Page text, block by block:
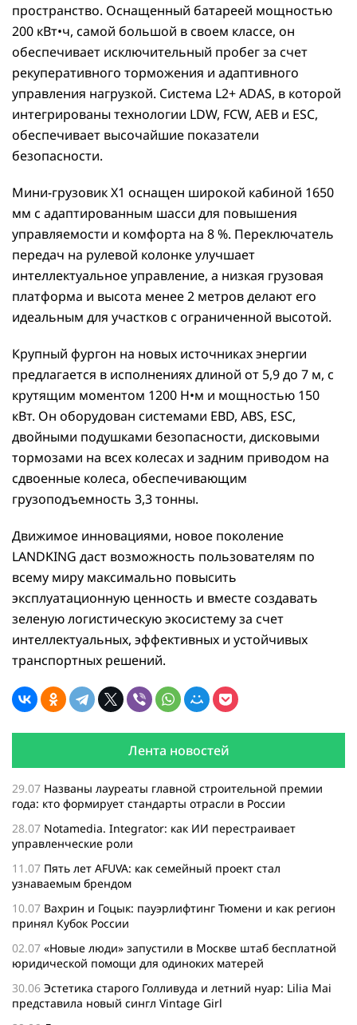
пространство. Оснащенный батареей мощностью
200 кВт•ч, самой большой в своем классе, он
обеспечивает исключительный пробег за счет
рекуперативного торможения и адаптивного
управления нагрузкой. Система L2+ ADAS, в которой
интегрированы технологии LDW, FCW, AEB и ESC,
обеспечивает высочайшие показатели
безопасности.
Мини-грузовик X1 оснащен широкой кабиной 1650
мм с адаптированным шасси для повышения
управляемости и комфорта на 8 %. Переключатель
передач на рулевой колонке улучшает
интеллектуальное управление, а низкая грузовая
платформа и высота менее 2 метров делают его
идеальным для участков с ограниченной высотой.
Крупный фургон на новых источниках энергии
предлагается в исполнениях длиной от 5,9 до 7 м, с
крутящим моментом 1200 Н•м и мощностью 150
кВт. Он оборудован системами EBD, ABS, ESC,
двойными подушками безопасности, дисковыми
тормозами на всех колесах и задним приводом на
сдвоенные колеса, обеспечивающим
грузоподъемность 3,3 тонны.
Движимое инновациями, новое поколение
LANDKING даст возможность пользователям по
всему миру максимально повысить
эксплуатационную ценность и вместе создавать
зеленую логистическую экосистему за счет
интеллектуальных, эффективных и устойчивых
транспортных решений.
Лента новостей
29.07 Названы лауреаты главной строительной премии
года: кто формирует стандарты отрасли в России
28.07 Notamedia. Integrator: как ИИ перестраивает
управленческие роли
11.07 Пять лет AFUVA: как семейный проект стал
узнаваемым брендом
10.07 Вахрин и Гоцык: пауэрлифтинг Тюмени и как регион
принял Кубок России
02.07 «Новые люди» запустили в Москве штаб бесплатной
юридической помощи для одиноких матерей
30.06 Эстетика старого Голливуда и летний нуар: Lilia Mai
представила новый сингл Vintage Girl